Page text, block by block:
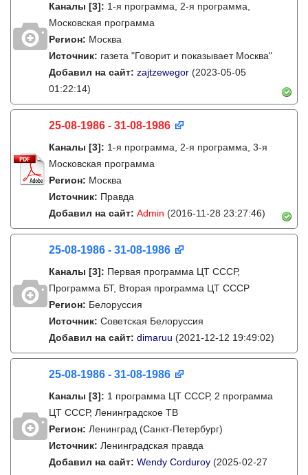
Каналы [3]: 1-я программа, 2-я программа,
Московская программа
Регион: Москва
Источник: газета "Говорит и показывает Москва"
Добавил на сайт: zajtzewegor (2023-05-05
01:22:14)
25-08-1986 - 31-08-1986
Каналы [3]: 1-я программа, 2-я программа, 3-я
Московская программа
Регион: Москва
Источник: Правда
Добавил на сайт: Admin (2016-11-28 23:27:46)
25-08-1986 - 31-08-1986
Каналы [3]: Первая программа ЦТ СССР,
Программа БТ, Вторая программа ЦТ СССР
Регион: Белоруссия
Источник: Советская Белоруссия
Добавил на сайт: dimaruu (2021-12-12 19:49:02)
25-08-1986 - 31-08-1986
Каналы [3]: 1 программа ЦТ СССР, 2 программа
ЦТ СССР, Ленинградское ТВ
Регион: Ленинград (Санкт-Петербург)
Источник: Ленинградская правда
Добавил на сайт: Wendy Corduroy (2025-02-27